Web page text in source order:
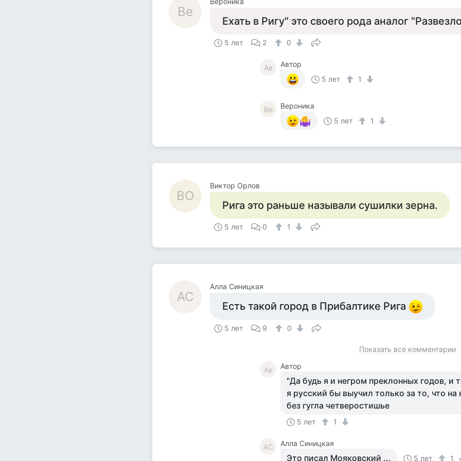
Ве
Ехать в Ригу" это своего рода аналог
5 лет 2 0
Ав
Автор
5 лет
1
Ве
Вероника
5 лет
1
ВО
Виктор Орлов
Рига это раньше называли сушилки зерна.
5 лет 0 1
АС
Алла Синицкая
Есть такой город в Прибалтике Рига
5 лет 9 0
Показать все комментарии
Ав Автор
"Да будь я и негром преклонных годов, и
я русский бы выучил только за то, что на
без гугла четверостишье
5 лет 1
АС Алла Синицкая
Это писал Мояковский ... 5 лет 1